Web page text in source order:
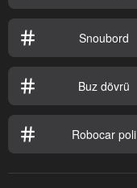
Snoubord
Buz dövrü
Robocar poli